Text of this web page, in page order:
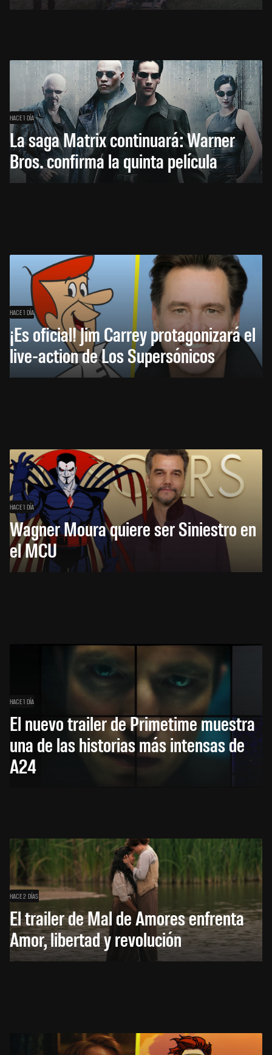
HACE 1 DÍA
La saga Matrix continuará: Warner
Bros. confirma la quinta película
HACE 1 DÍA
¡Es oficial! Jim Carrey protagonizará el
live-action de Los Supersónicos
HACE 1 DÍA
Wagner Moura quiere ser Siniestro en
el MCU
HACE 1 DÍA
El nuevo trailer de Primetime muestra
una de las historias más intensas de
A24
HACE 2 DÍAS
El trailer de Mal de Amores enfrenta
Amor, libertad y revolución